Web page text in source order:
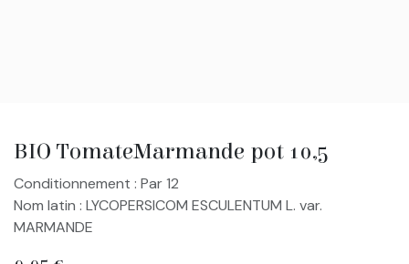
BIO TomateMarmande pot 10,5
Conditionnement : Par 12
Nom latin : LYCOPERSICOM ESCULENTUM L. var.
MARMANDE